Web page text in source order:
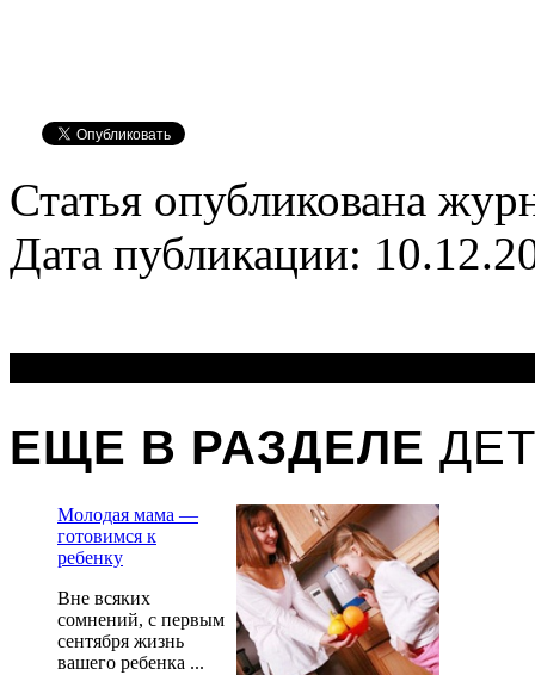
Статья опубликована
Дата публикации:
ЕЩЕ В РАЗДЕЛЕ
Молодая мама —
готовимся к
ребенку
Вне всяких
сомнений, с первым
сентября жизнь
вашего ребенка ...